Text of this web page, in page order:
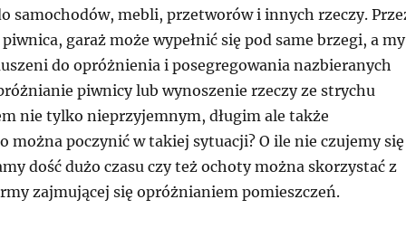
samochodów, mebli, przetworów i innych rzeczy.
garaż może wypełnić się pod same brzegi, a my
do opróżnienia i posegregowania nazbieranych
piwnicy lub wynoszenie rzeczy ze strychu
nie tylko nieprzyjemnym, długim ale także
można poczynić w takiej sytuacji? O ile nie czujemy się
dość dużo czasu czy też ochoty można skorzystać z
zajmującej się opróżnianiem pomieszczeń.